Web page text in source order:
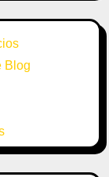
Blog